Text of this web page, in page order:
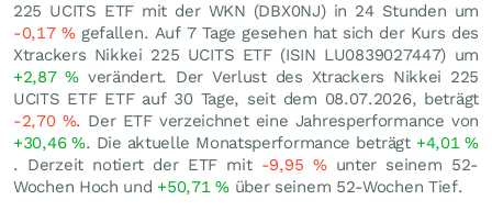
225 UCITS ETF mit der WKN (DBX0NJ) in 24 Stunden um
-0,17 %gefallen. Auf 7 Tage gesehen hat sich der Kurs des
Xtrackers Nikkei 225 UCITS ETF (ISIN LU0839027447) um
+2,87% verändert. Der Verlust des Xtrackers Nikkei 225
UCITS ETF ETF auf 30 Tage, seit dem 08.07.2026, beträgt
-2,70 %. Der ETF verzeichnet eine Jahresperformance von
+30,46%. Die aktuelle Monatsperformance beträgt +4,01%
. Derzeit notiert der ETF mit -9,95 %unter seinem 52-
Wochen Hoch und +50,71%über seinem 52-Wochen Tief.